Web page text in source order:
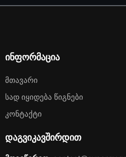
ინფორმაცია
Მთავარი
Სად Იყიდება Წიგნები
Კონტაქტი
დაგვიკავშირდით